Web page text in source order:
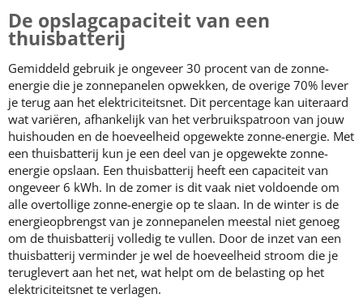
De opslagcapaciteit van een
thuisbatterij
Gemiddeld gebruik je ongeveer 30 procent van de zonne-
energie die je zonnepanelen opwekken, de overige 70% lever
je terug aan het elektriciteitsnet. Dit percentage kan uiteraard
wat variëren, afhankelijk van het verbruikspatroon van jouw
huishouden en de hoeveelheid opgewekte zonne-energie. Met
een thuisbatterij kun je een deel van je opgewekte zonne-
energie opslaan. Een thuisbatterij heeft een capaciteit van
ongeveer 6 kWh. In de zomer is dit vaak niet voldoende om
alle overtollige zonne-energie op te slaan. In de winter is de
energieopbrengst van je zonnepanelen meestal niet genoeg
om de thuisbatterij volledig te vullen. Door de inzet van een
thuisbatterij verminder je wel de hoeveelheid stroom die je
teruglevert aan het net, wat helpt om de belasting op het
elektriciteitsnet te verlagen.